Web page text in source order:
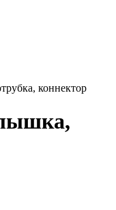
коннектор